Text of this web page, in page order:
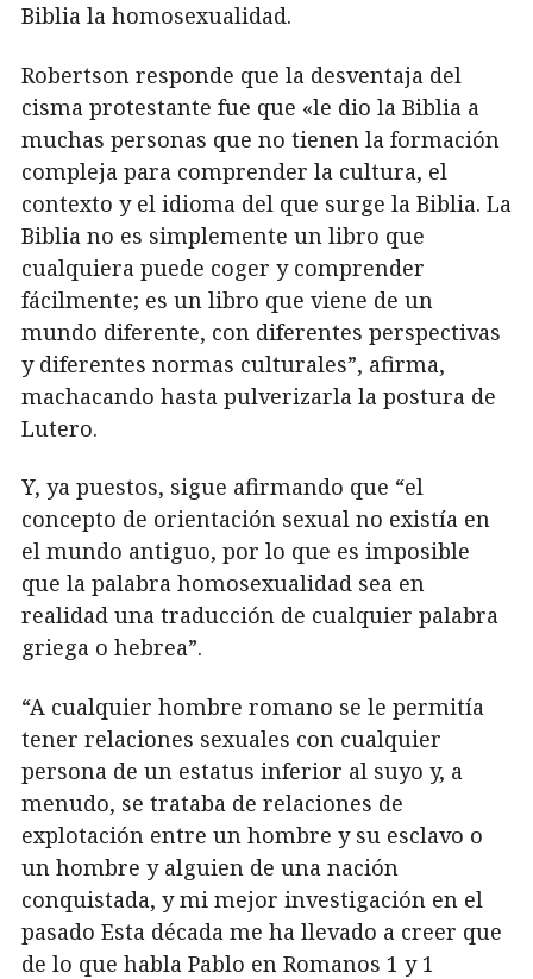
Biblia la homosexualidad.
Robertson responde que la desventaja del
cisma protestante fue que «le dio la Biblia a
muchas personas que no tienen la formación
compleja para comprender la cultura, el
contexto y el idioma del que surge la Biblia. La
Biblia no es simplemente un libro que
cualquiera puede coger y comprender
fácilmente; es un libro que viene de un
mundo diferente, con diferentes perspectivas
y diferentes normas culturales”, afirma,
machacando hasta pulverizarla la postura de
Lutero.
Y, ya puestos, sigue afirmando que “el
concepto de orientación sexual no existía en
el mundo antiguo, por lo que es imposible
que la palabra homosexualidad sea en
realidad una traducción de cualquier palabra
griega o hebrea”.
“A cualquier hombre romano se le permitía
tener relaciones sexuales con cualquier
persona de un estatus inferior al suyo y, a
menudo, se trataba de relaciones de
explotación entre un hombre y su esclavo o
un hombre y alguien de una nación
conquistada, y mi mejor investigación en el
pasado Esta década me ha llevado a creer que
de lo que habla Pablo en Romanos 1 y 1